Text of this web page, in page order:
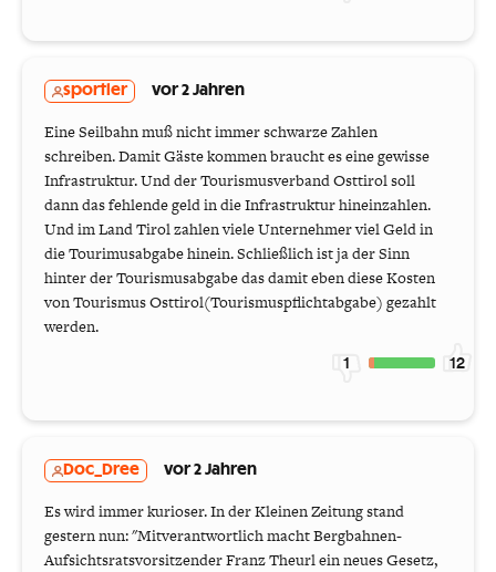
sportler vor 2 Jahren
Eine Seilbahn muß nicht immer schwarze Zahlen
schreiben. Damit Gäste kommen braucht es eine gewisse
Infrastruktur. Und der Tourismusverband Osttirol soll
dann das fehlende geld in die Infrastruktur hineinzahlen.
Und im Land Tirol zahlen viele Unternehmer viel Geld in
die Tourimusabgabe hinein. Schließlich ist ja der Sinn
hinter der Tourismusabgabe das damit eben diese Kosten
von Tourismus Osttirol(Tourismuspflichtabgabe) gezahlt
werden.
1 12
Doc_Dree vor 2 Jahren
Es wird immer kurioser. In der Kleinen Zeitung stand
gestern nun: "Mitverantwortlich macht Bergbahnen-
Aufsichtsratsvorsitzender Franz Theurl ein neues Gesetz,